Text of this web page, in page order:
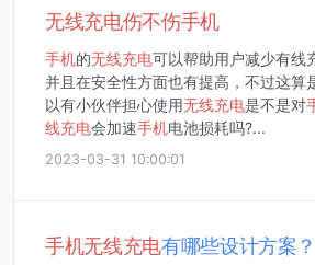
无线充电伤不伤手机
手机的无线充电可以帮助用户减少有线
并且在安全性方面也有提高，不过这算
以有小伙伴担心使用无线充电是不是对
线充电会加速手机电池损耗吗?...
2023-03-31 10:00:01
手机无线充电有哪些设计方案？